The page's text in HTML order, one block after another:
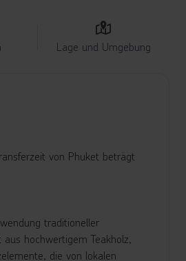
Lage und Umgebung
von Phuket beträgt
traditioneller
hochwertigem Teakholz,
die von lokalen